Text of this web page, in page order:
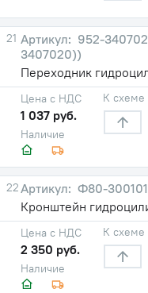
21
952-
3407020))
Переходник
Наличие
Цена с НДС
1 037 руб.
К схеме
22
Ф80-
Кронштейн
Наличие
Цена с НДС
2 350 руб.
К схеме